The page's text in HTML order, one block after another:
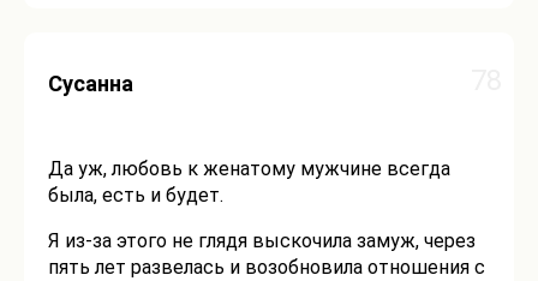
Сусанна
Да уж, любовь к женатому мужчине всегда
была, есть и будет.
Я из-за этого не глядя выскочила замуж, через
пять лет развелась и возобновила отношения с